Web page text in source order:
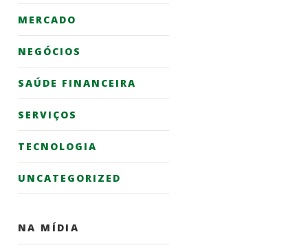
MERCADO
NEGÓCIOS
SAÚDE FINANCEIRA
SERVIÇOS
TECNOLOGIA
UNCATEGORIZED
NA MÍDIA